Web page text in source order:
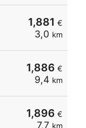
1,881 €
3,0 km
1,886 €
9,4 km
1,896 €
7,7 km